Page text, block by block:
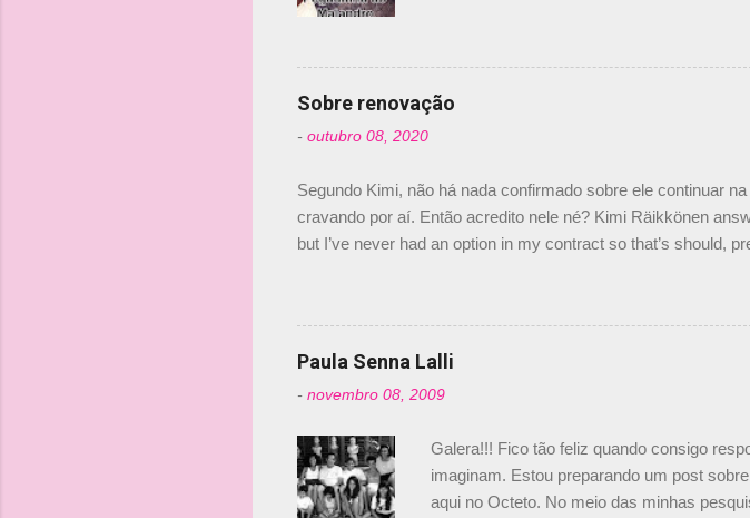
s
dirigente foi taxativo ao declarar que o
verdade, nós recebemos uma oferta de
Senna, não podemos ter dois brasileiros”,
Sobre renovação
- outubro 08, 2020
Segundo Kimi, não há nada confirmado sobre ele continuar
cravando por aí. Então acredito nele né? Kimi Räikkönen
but I’ve never had an option in my contract so that’s should,
falando sobre o fato do Iceman estar há tantos anos na F1.
@RGrosjean ! #EifelGP 🇩🇪 #F1 pic.twitter.com/
Paula Senna Lalli
- novembro 08, 2009
Galera!!! Fico tão feliz quando consigo
imaginam. Estou preparando um post
aqui no Octeto. No meio das minhas